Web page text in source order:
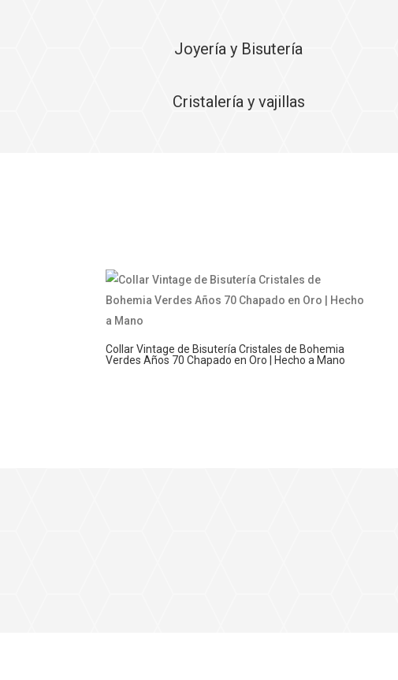
Joyería y Bisutería
Cristalería y vajillas
Collar Vintage de Bisutería Cristales de Bohemia
Verdes Años 70 Chapado en Oro | Hecho a Mano